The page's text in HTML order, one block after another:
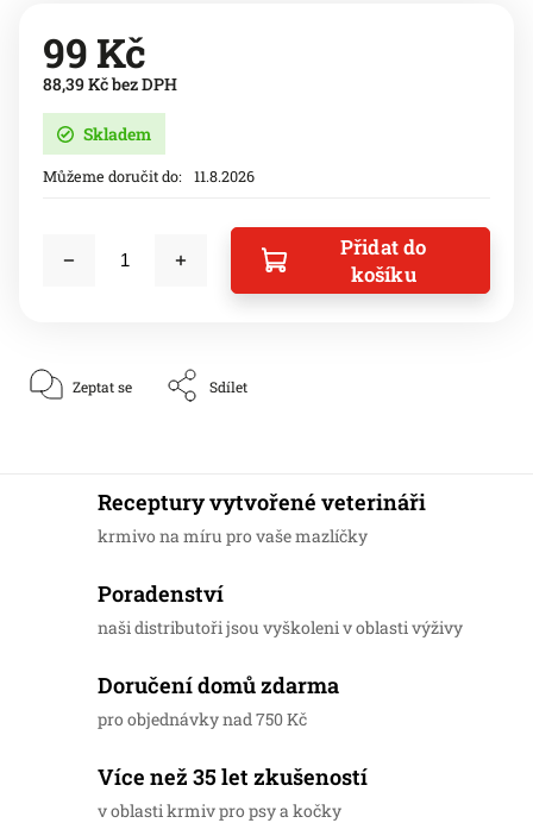
99 Kč
88,39 Kč bez DPH
Skladem
Můžeme doručit do: 11.8.2026
Přidat do
košíku
Zeptat se Sdílet
Receptury vytvořené veterináři
krmivo na míru pro vaše mazlíčky
Poradenství
naši distributoři jsou vyškoleni v oblasti výživy
Doručení domů zdarma
pro objednávky nad 750 Kč
Více než 35 let zkušeností
v oblasti krmiv pro psy a kočky